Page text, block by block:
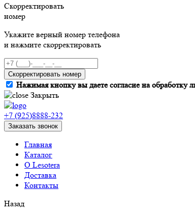
Скорректировать
номер
Укажите верный номер телефона
и нажмите скорректировать
Скорректировать номер
Нажимая кнопку вы даете согласие на обработку
Закрыть
+7 (925)8888-232
Заказать звонок
Главная
Каталог
О Lesotera
Доставка
Контакты
Назад